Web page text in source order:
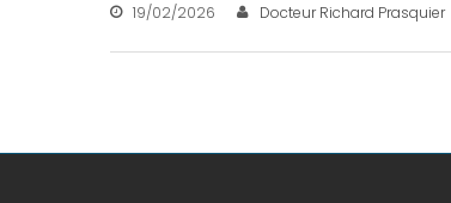
19/02/2026 Docteur Richard Prasquier